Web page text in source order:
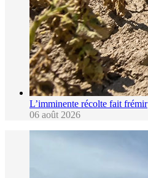
L’imminente récolte fait frémir
06 août 2026